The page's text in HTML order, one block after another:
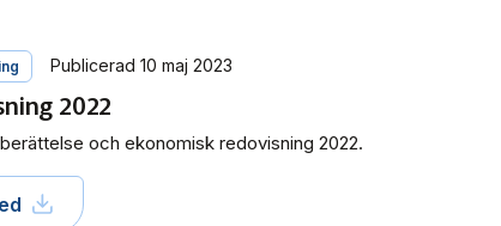
Publicerad 10 maj 2023
2022
och ekonomisk redovisning 2022.